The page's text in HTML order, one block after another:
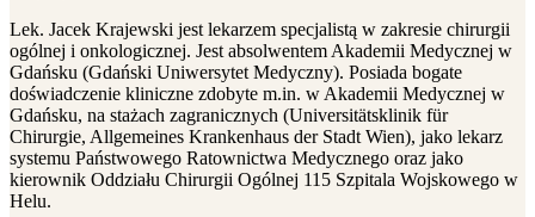
Lek. Jacek Krajewski jest lekarzem specjalistą w zakresie chirurgii
ogólnej i onkologicznej. Jest absolwentem Akademii Medycznej w
Gdańsku (Gdański Uniwersytet Medyczny). Posiada bogate
doświadczenie kliniczne zdobyte m.in. w Akademii Medycznej w
Gdańsku, na stażach zagranicznych (Universitätsklinik für
Chirurgie, Allgemeines Krankenhaus der Stadt Wien), jako lekarz
systemu Państwowego Ratownictwa Medycznego oraz jako
kierownik Oddziału Chirurgii Ogólnej 115 Szpitala Wojskowego w
Helu.